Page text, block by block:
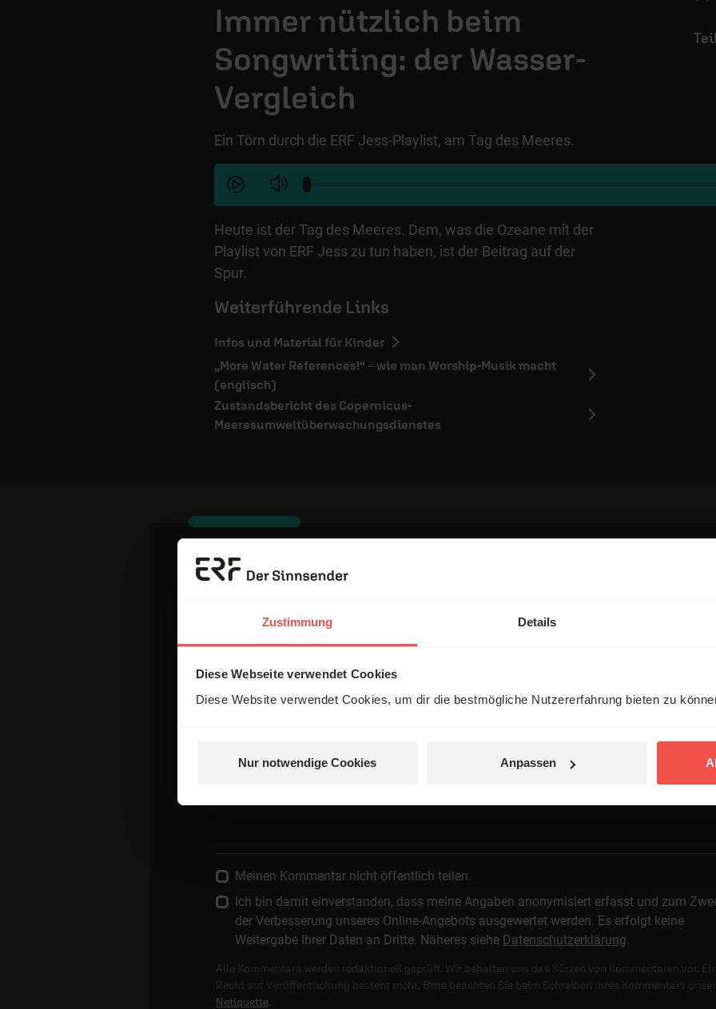
Zustimmung Details
Diese Webseite verwendet Cookies
Diese Website verwendet Cookies, um dir die bestmögliche Nutzererfahrung bieten zu
Nur notwendige Cookies Anpassen
Immer nützlich beim
Songwriting: der Wasser-
Vergleich
Ein Törn durch die ERF Jess-Playlist, am Tag des Meeres.
Heute ist der Tag des Meeres. Dem, was die Ozeane mit der
Playlist von ERF Jess zu tun haben, ist der Beitrag auf der
Spur.
Weiterführende Links
Infos und Material für Kinder
„More Water References!“ – wie man Worship-Musik macht
(englisch)
Zustandsbericht des Copernicus-
Meeresumweltüberwachungsdienstes
Dein Kommentar
Name:
E-Mail:
Die E-Mail-Adresse wird nicht veröffentlicht.
Meinen Kommentar nicht öffentlich teilen.
Ich bin damit einverstanden, dass meine Angaben anonymisiert erfasst und zum
der Verbesserung unseres Online-Angebots ausgewertet werden. Es erfolgt keine
Weitergabe Ihrer Daten an Dritte. Näheres siehe Datenschutzerklärung.
Alle Kommentare werden redaktionell geprüft. Wir behalten uns das Kürzen von Kommentaren vor. Ein
Recht auf Veröffentlichung besteht nicht. Bitte beachten Sie beim Schreiben Ihres Kommentars
Netiquette.